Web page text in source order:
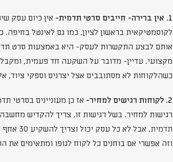
1. אין ברירה- חייבים סרטי תדמית-
אין כיום עסק
לקוסמטיקאית בראשון לציון, כמו גם לאינטל
אותם לבצע התקשרות לעסק- היא באמצעות סרט
מקצועי. עדיין- מדובר על השקעה חד פעמית,
כשהלקוחות לא מסתובבים אצל יצרנים וספקי ציוד,
2. לקוחות רגישים למחיר-
אז כן מעוניינים בסרטי
רגישות למחיר. בשל רגישות זו, צריך להקדיש
תדמית
, אבל
וזה אפשרי אם בוחנים כל לקוח לגופו ומתאימים